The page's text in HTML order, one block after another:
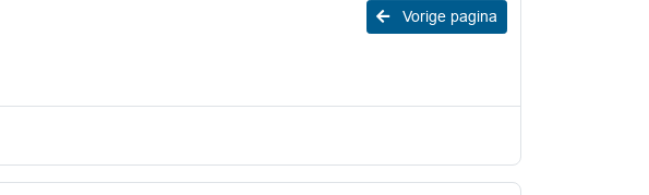
Vorige pagina